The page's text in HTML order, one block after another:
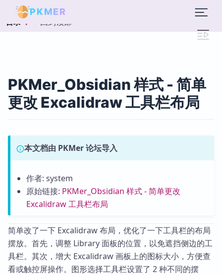
PKMER
目录 回到顶部
PKMer_Obsidian 样式 - 简单
更改 Excalidraw 工具栏布局
本文档由 PKMer 论坛导入
作者: system
原始链接: PKMer_Obsidian 样式 - 简单更改
Excalidraw 工具栏布局
简单改了一下 Excalidraw 布局，优化了一下工具栏的布局
摆放。首先，调整 Library 面板的位置，以免遮挡侧边的工
具栏。其次，增大 Excalidraw 画板上的图标大小，方便查
看或触控屏操作。图形选择工具栏设置了 2 种不同的摆